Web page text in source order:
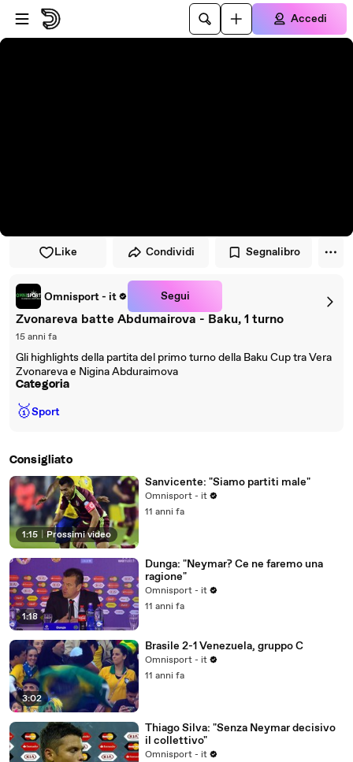
Vai al lettore
Passa al contenuto principale
Accedi
Like Condividi Segnalibro
Omnisport - it Segui
Zvonareva batte Abdumairova - Baku, 1 turno
15 anni fa
Gli highlights della partita del primo turno della Baku Cup tra Vera
Zvonareva e Nigina Abduraimova
Categoria
🥇Sport
Consigliato
1:15 Prossimi video
Sanvicente: "Siamo partiti male"
Omnisport - it
11 anni fa
1:18
Dunga: "Neymar? Ce ne faremo una
ragione"
Omnisport - it
11 anni fa
3:02
Brasile 2-1 Venezuela, gruppo C
Omnisport - it
11 anni fa
Thiago Silva: "Senza Neymar decisivo
il collettivo"
Omnisport - it